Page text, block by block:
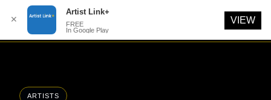
ARTISTS
✕
Artist Link+
FREE
In Google Play
VIEW